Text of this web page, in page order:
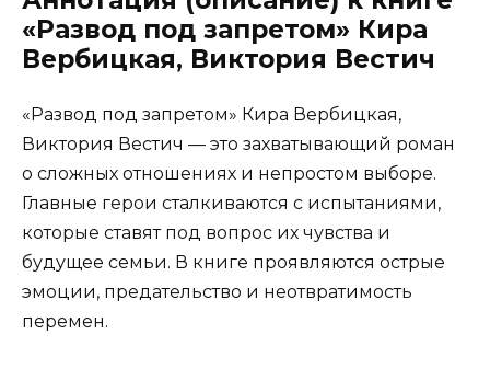
«Развод под запретом» Кира
Вербицкая, Виктория Вестич
«Развод под запретом» Кира Вербицкая,
Виктория Вестич — это захватывающий роман
о сложных отношениях и непростом выборе.
Главные герои сталкиваются с испытаниями,
которые ставят под вопрос их чувства и
будущее семьи. В книге проявляются острые
эмоции, предательство и неотвратимость
перемен.